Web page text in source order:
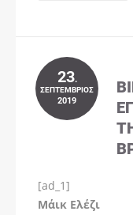
23.
ΣΕΠΤΈΜΒΡΙΟΣ
2019
[ad_1]
Μάικ Ελέζι